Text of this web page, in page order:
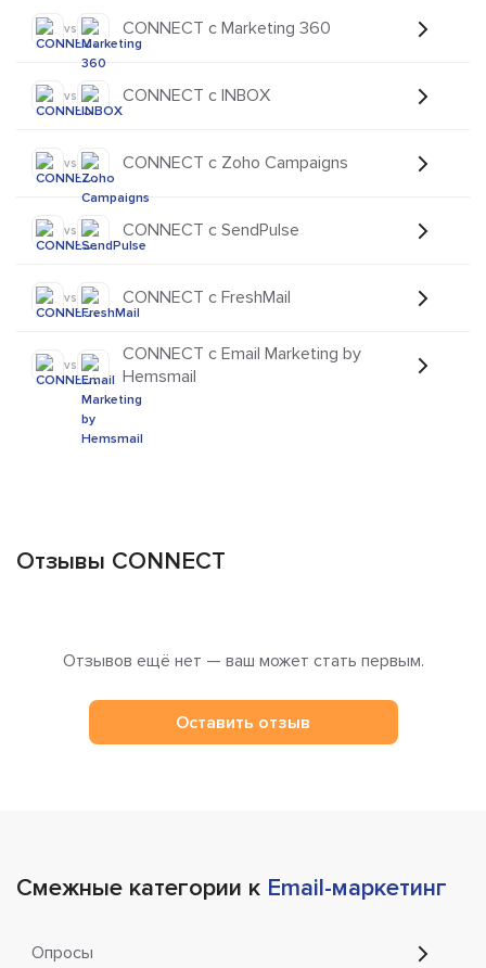
vs CONNECT с Marketing 360
vs CONNECT с INBOX
vs CONNECT с Zoho Campaigns
vs CONNECT с SendPulse
vs CONNECT с FreshMail
vs
CONNECT с Email Marketing by
Hemsmail
Отзывы CONNECT
Отзывов ещё нет — ваш может стать первым.
Оставить отзыв
Смежные категории к Email-маркетинг
Опросы